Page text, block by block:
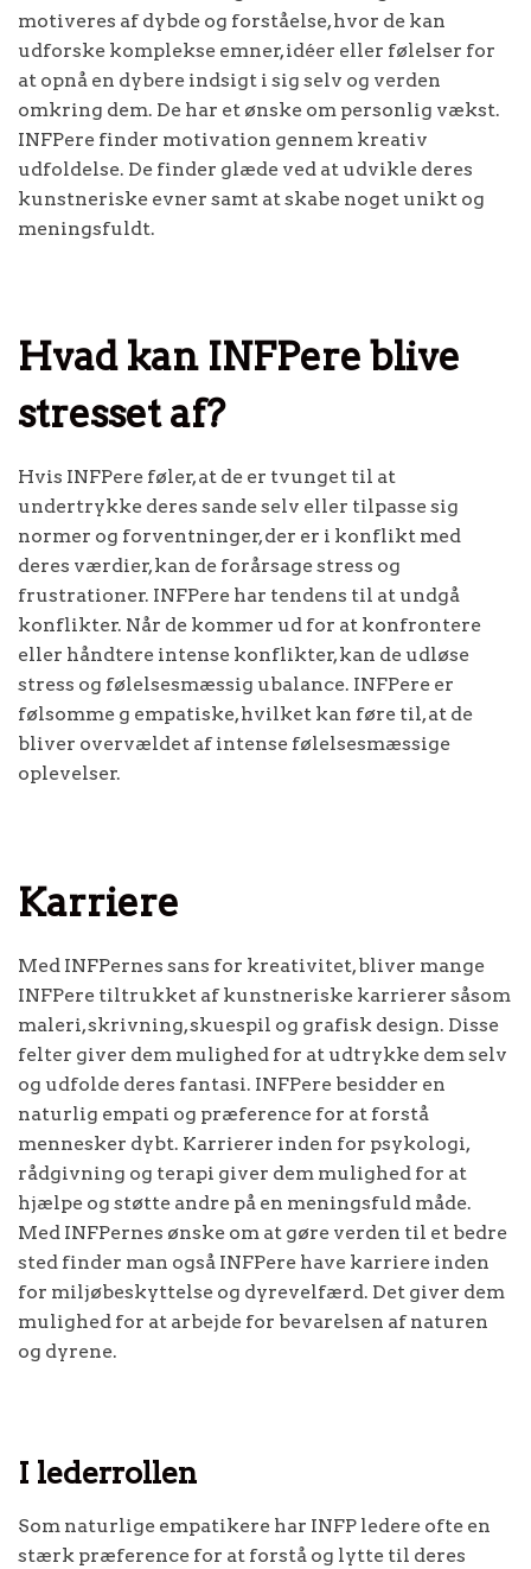
motiveres af dybde og forståelse, hvor de kan
udforske komplekse emner, idéer eller følelser for
at opnå en dybere indsigt i sig selv og verden
omkring dem. De har et ønske om personlig vækst.
INFPere finder motivation gennem kreativ
udfoldelse. De finder glæde ved at udvikle deres
kunstneriske evner samt at skabe noget unikt og
meningsfuldt.
Hvad kan INFPere blive
stresset af?
Hvis INFPere føler, at de er tvunget til at
undertrykke deres sande selv eller tilpasse sig
normer og forventninger, der er i konflikt med
deres værdier, kan de forårsage stress og
frustrationer. INFPere har tendens til at undgå
konflikter. Når de kommer ud for at konfrontere
eller håndtere intense konflikter, kan de udløse
stress og følelsesmæssig ubalance. INFPere er
følsomme g empatiske, hvilket kan føre til, at de
bliver overvældet af intense følelsesmæssige
oplevelser.
Karriere
Med INFPernes sans for kreativitet, bliver mange
INFPere tiltrukket af kunstneriske karrierer såsom
maleri, skrivning, skuespil og grafisk design. Disse
felter giver dem mulighed for at udtrykke dem selv
og udfolde deres fantasi. INFPere besidder en
naturlig empati og præference for at forstå
mennesker dybt. Karrierer inden for psykologi,
rådgivning og terapi giver dem mulighed for at
hjælpe og støtte andre på en meningsfuld måde.
Med INFPernes ønske om at gøre verden til et bedre
sted finder man også INFPere have karriere inden
for miljøbeskyttelse og dyrevelfærd. Det giver dem
mulighed for at arbejde for bevarelsen af naturen
og dyrene.
I lederrollen
Som naturlige empatikere har INFP ledere ofte en
stærk præference for at forstå og lytte til deres